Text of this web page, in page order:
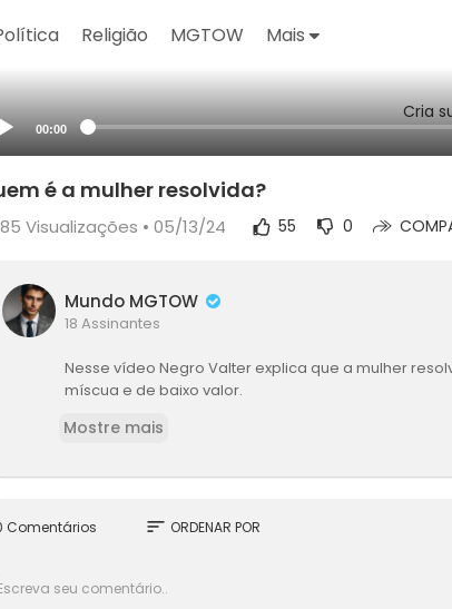
Religião MGTOW Mais
Cria
00:00
é a mulher resolvida?
Visualizações • 05/13/24 55 0
Mundo MGTOW
18 Assinantes
Nesse vídeo Negro Valter explica que a mulher
míscua e de baixo valor.
Mostre mais
Comentários sort ORDENAR POR